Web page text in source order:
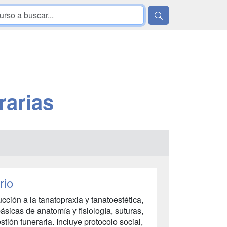
a la tanatopraxia y tanatoestética,
de anatomía y fisiología, suturas,
funeraria. Incluye protocolo social,